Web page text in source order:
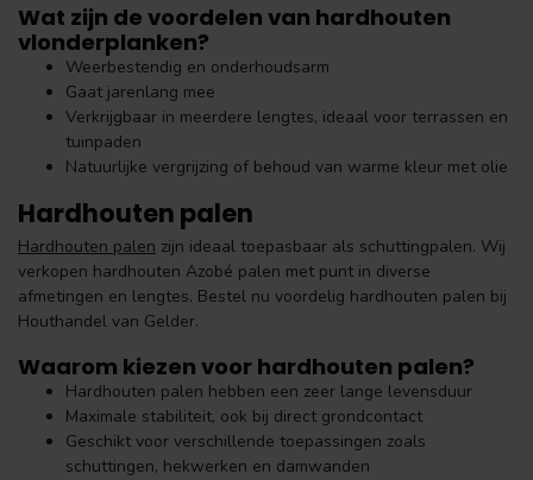
Wat zijn de voordelen van hardhouten
vlonderplanken?
Weerbestendig en onderhoudsarm
Gaat jarenlang mee
Verkrijgbaar in meerdere lengtes, ideaal voor terrassen en
tuinpaden
Natuurlijke vergrijzing of behoud van warme kleur met olie
Hardhouten palen
Hardhouten palen zijn ideaal toepasbaar als schuttingpalen. Wij
verkopen hardhouten Azobé palen met punt in diverse
afmetingen en lengtes. Bestel nu voordelig hardhouten palen bij
Houthandel van Gelder.
Waarom kiezen voor hardhouten palen?
Hardhouten palen hebben een zeer lange levensduur
Maximale stabiliteit, ook bij direct grondcontact
Geschikt voor verschillende toepassingen zoals
schuttingen, hekwerken en damwanden